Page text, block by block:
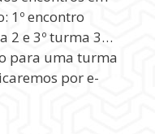
1º encontro
2 e 3º turma 3…
para uma turma
por e-